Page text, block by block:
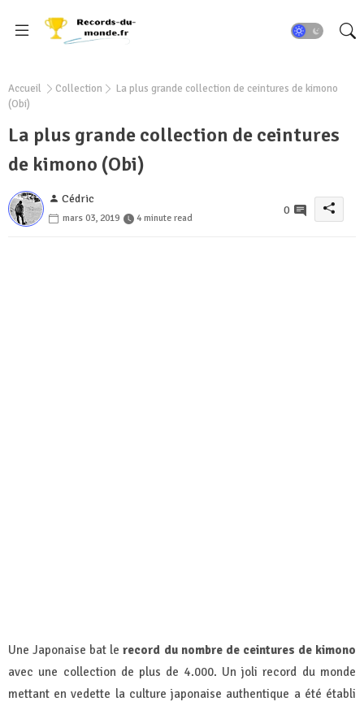
Accueil Collection
La plus grande collection de ceintures de kimono
(Obi)
La plus grande collection de ceintures
de kimono (Obi)
Cédric
mars 03, 2019 4 minute read
0
Une Japonaise bat lerecord du nombre de ceintures de kimono
avec une collection de plus de 4.000. Un joli record du monde
mettant en vedette la culture japonaise authentique a été établi